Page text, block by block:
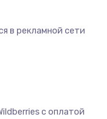
в рекламной сети
с оплатой